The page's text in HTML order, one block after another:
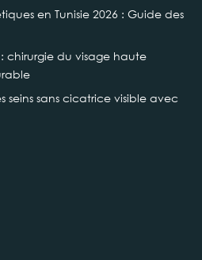
en Tunisie 2026 : Guide des
chirurgie du visage haute
seins sans cicatrice visible avec